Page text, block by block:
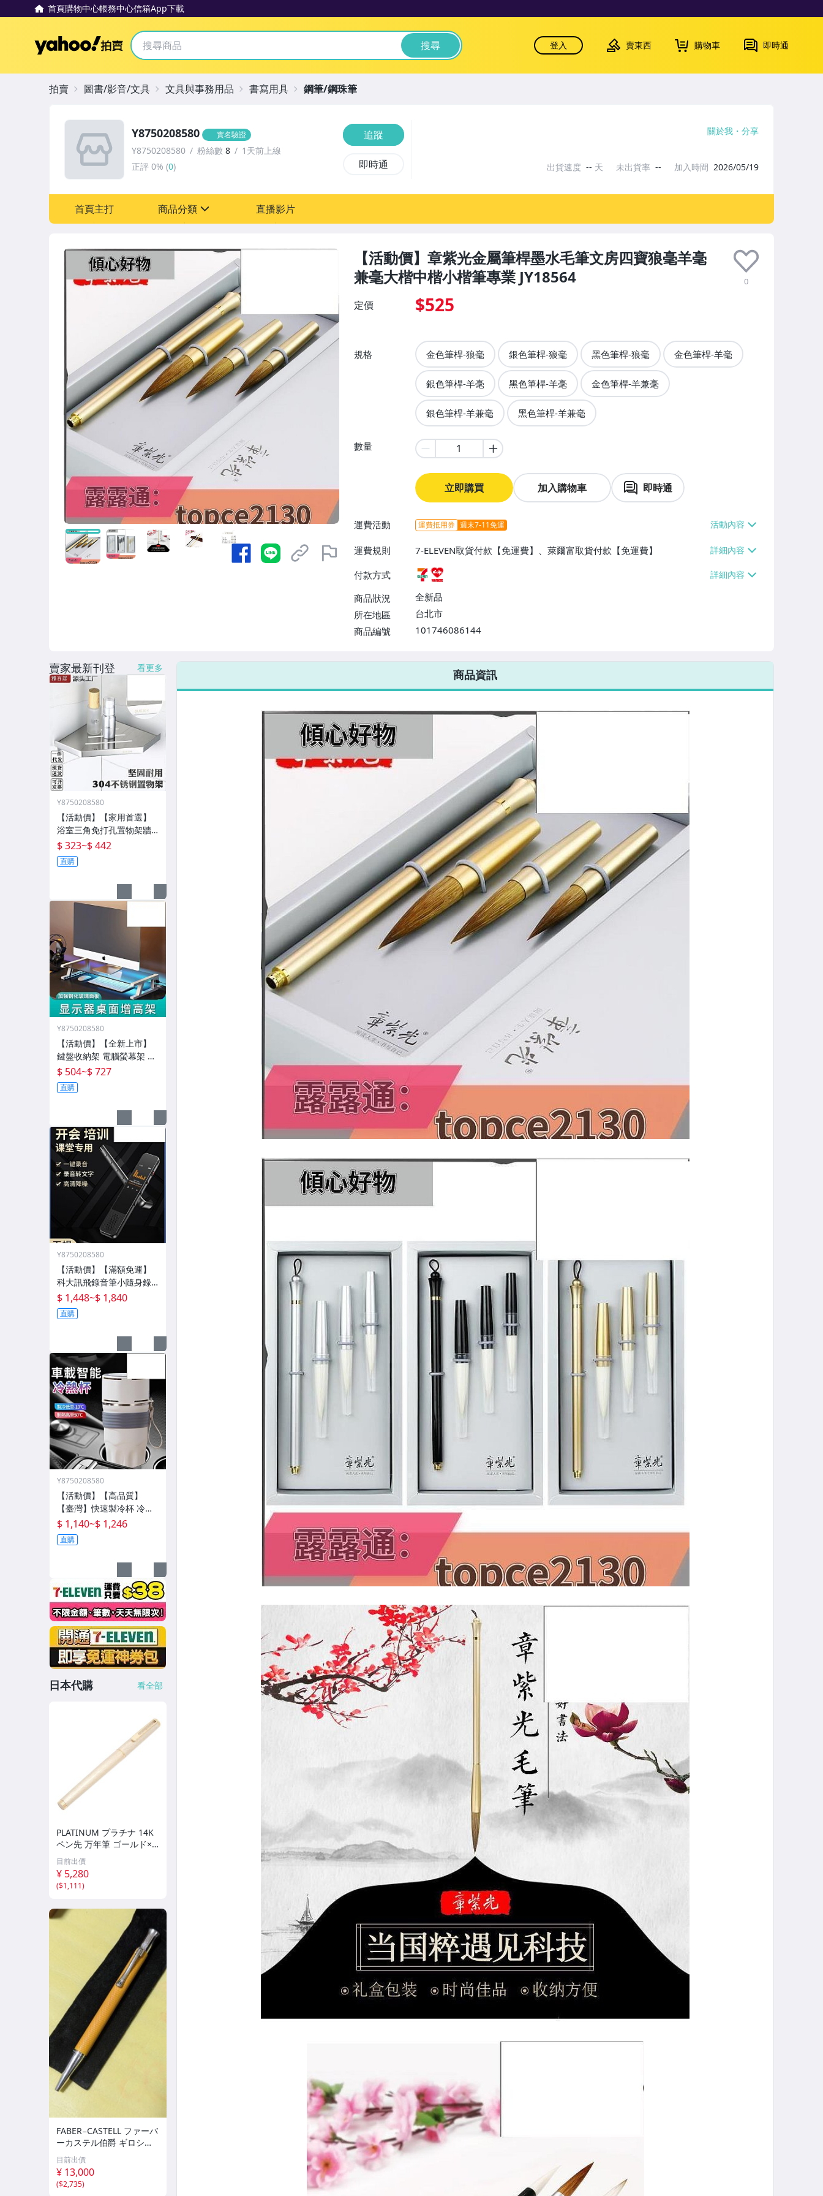
首頁購物中心帳務中心信箱App下載
Yahoo拍賣 搜尋 登入 賣東西 購物車 即時通
【活動價】章紫光金屬筆桿墨水毛筆文房四寶狼毫羊毫
兼毫大楷中楷小楷筆專業 JY18564
0
定價 $525
規格 金色筆桿-狼毫 銀色筆桿-狼毫 黑色筆桿-狼毫 金色筆桿-羊毫
銀色筆桿-羊毫 黑色筆桿-羊毫 金色筆桿-羊兼毫
銀色筆桿-羊兼毫 黑色筆桿-羊兼毫
數量
立即購買 加入購物車 即時通
運費活動 運費抵用券 週末7-11免運
運費規則
7-ELEVEN取貨付款【免運費】、萊爾富取貨付款【免運費】
付款方式
商品狀況
全新品
所在地區
台北市
商品編號
101746086144
7-ELEVEN 運費只要38元
不限金額、筆數，筆筆優惠無限次！
Y8750208580 實名驗證
Y8750208580 粉絲數 8
1天前上線
正評 0% (0)
追蹤
即時通
關於我 分享
出貨速度 -- 天 未出貨率 -- 加入時間 2026/05/19
首頁主打 商品分類
圖書/影音/文具
古董、藝術與礦石
手機、配件與通訊
美容保養與彩妝
電腦、平板與周邊
相機、攝影與周邊
嬰幼兒與孕婦
汽機車精品百貨
居家、家具與園藝
玩具、模型與公仔
男性精品與服飾
家電與影音視聽
直播影片
拍賣 圖書/影音/文具 文具與事務用品 書寫用具 鋼筆/鋼珠筆
商品資訊
賣家最新刊登 看更多
Y8750208580
【活動價】【家用首選】
浴室三角免打孔置物架牆
壁架子壁掛分層置物架衛
生間轉角架三角籃
$ 323~$ 442
直購
Y8750208580
【活動價】【全新上市】
鍵盤收納架 電腦螢幕架 電
腦增高架 電腦架 置物增高
架 桌面電腦架 螢幕增高架
螢幕收納架 臺式
$ 504~$ 727
直購
Y8750208580
【活動價】【滿額免運】
科大訊飛錄音筆小隨身錄
音器播放器設備神器專業
高清降噪轉文字超
$ 1,448~$ 1,840
直購
Y8750208580
【活動價】【高品質】
【臺灣】快速製冷杯 冷熱
雙用杯 保溫杯 辦公室水杯
保冰杯 製冷水杯 車載水杯
充電水杯 恆溫杯 半
$ 1,140~$ 1,246
直購
日本代購 看全部
PLATINUM プラチナ 14K
ペン先 万年筆 ゴールド×
ホワイト系【いおき質店】
目前出價
¥ 5,280
($1,111)
FABER−CASTELL ファーバ
ーカステル伯爵 ギロシェ
サハラ ボールペン レア色
目前出價
¥ 13,000
($2,735)